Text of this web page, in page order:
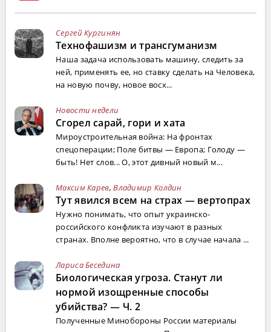
Сергей Кургинян
Технофашизм и трансгуманизм
Наша задача использовать машину, следить за
ней, применять ее, но ставку сделать на Человека,
на новую почву, новое восх...
Новости недели
Сгорел сарай, гори и хата
Мироустроительная война: На фронтах
спецоперации; Поле битвы — Европа; Голоду —
быть! Нет слов... О, этот дивный новый м...
Максим Карев,Владимир Колдин
Тут явился всем на страх — вертопрах
Нужно понимать, что опыт украинско-
российского конфликта изучают в разных
странах. Вполне вероятно, что в случае начала ...
Лариса Беседина
Биологическая угроза. Станут ли
нормой изощренные способы
убийства? — Ч. 2
Полученные Минобороны России материалы